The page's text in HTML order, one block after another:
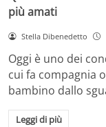
più amati
Stella Dibenedetto
Oggi è uno dei
cui fa compagnia
bambino dallo
Leggi di più